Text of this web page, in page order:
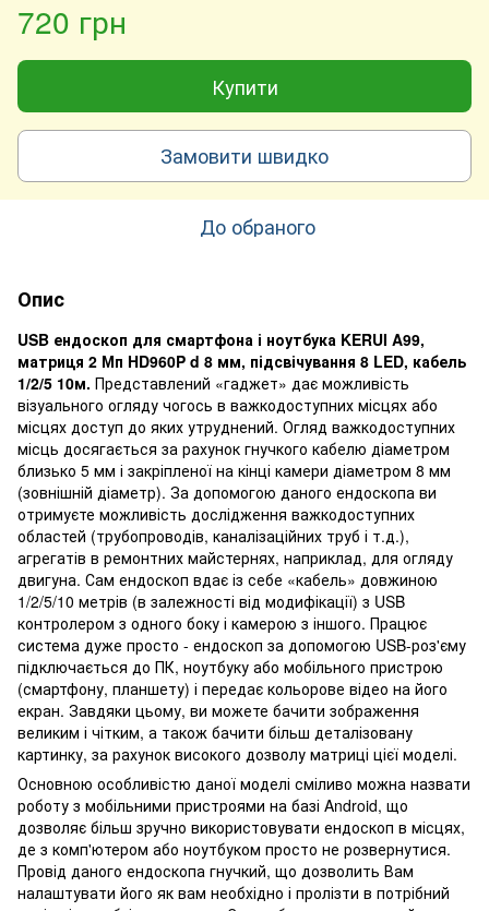
720 грн
Купити
Замовити швидко
До обраного
Опис
USB ендоскоп для смартфона і ноутбука KERUI A99,
матриця 2 Мп HD960P d 8 мм, підсвічування 8 LED, кабель
1/2/5 10м. Представлений «гаджет» дає можливість
візуального огляду чогось в важкодоступних місцях або
місцях доступ до яких утруднений. Огляд важкодоступних
місць досягається за рахунок гнучкого кабелю діаметром
близько 5 мм і закріпленої на кінці камери діаметром 8 мм
(зовнішній діаметр). За допомогою даного ендоскопа ви
отримуєте можливість дослідження важкодоступних
областей (трубопроводів, каналізаційних труб і т.д.),
агрегатів в ремонтних майстернях, наприклад, для огляду
двигуна. Сам ендоскоп вдає із себе «кабель» довжиною
1/2/5/10 метрів (в залежності від модифікації) з USB
контролером з одного боку і камерою з іншого. Працює
система дуже просто - ендоскоп за допомогою USB-роз'єму
підключається до ПК, ноутбуку або мобільного пристрою
(смартфону, планшету) і передає кольорове відео на його
екран. Завдяки цьому, ви можете бачити зображення
великим і чітким, а також бачити більш деталізовану
картинку, за рахунок високого дозволу матриці цієї моделі.
Основною особливістю даної моделі сміливо можна назвати
роботу з мобільними пристроями на базі Android, що
дозволяє більш зручно використовувати ендоскоп в місцях,
де з комп'ютером або ноутбуком просто не розвернутися.
Провід даного ендоскопа гнучкий, що дозволить Вам
налаштувати його як вам необхідно і пролізти в потрібний